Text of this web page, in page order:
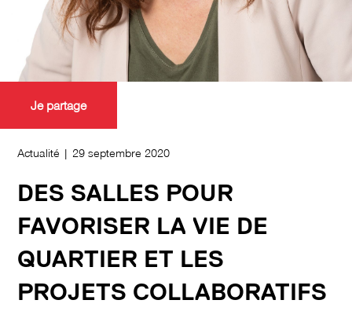
Actualité | 29 septembre 2020
DES SALLES POUR
FAVORISER LA VIE DE
QUARTIER ET LES
PROJETS COLLABORATIFS
Je partage